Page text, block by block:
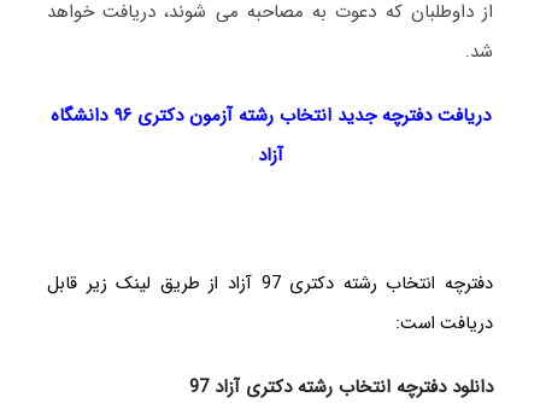
از داوطلبان که دعوت به مصاحبه می شوند، دریافت خواهد
شد.
دریافت دفترچه جدید انتخاب رشته آزمون دکتری ۹۶ دانشگاه
آزاد
دفترچه انتخاب رشته دکتری 97 آزاد از طریق لینک زیر قابل
دریافت است:
دانلود دفترچه انتخاب رشته دکتری آزاد 97